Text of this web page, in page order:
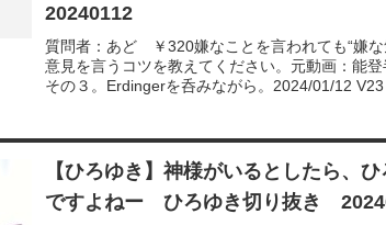
20240112
質問者：あど ￥320嫌なことを言われても“嫌
意見を言うコツを教えてください。元動画：能
その３。Erdingerを呑みながら。2024/01/
れば、下記のサイトから検索してみてください
質問を今後も編集し、アップロードしていきま
ね！やチャンネル登録をよろしくお願いします。
【ひろゆき】神様がいるとしたら、
ですよねー ひろゆき切り抜き